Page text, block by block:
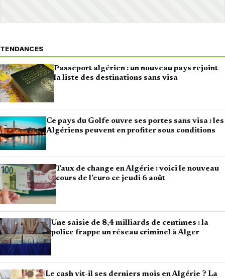
TENDANCES
Passeport algérien : un nouveau pays rejoint
la liste des destinations sans visa
Ce pays du Golfe ouvre ses portes sans visa : les
Algériens peuvent en profiter sous conditions
Taux de change en Algérie : voici le nouveau
cours de l’euro ce jeudi 6 août
Une saisie de 8,4 milliards de centimes : la
police frappe un réseau criminel à Alger
Le cash vit-il ses derniers mois en Algérie ? La